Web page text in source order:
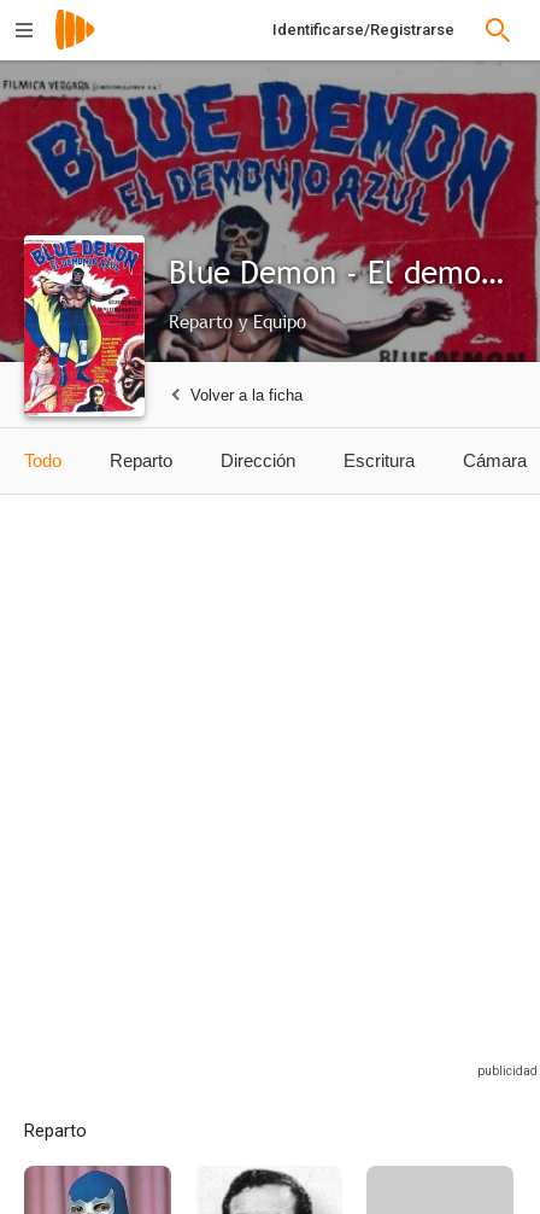
Identificarse/Registrarse
Blue Demon - El demonio azul
Reparto y Equipo
Volver a la ficha
Todo Reparto Dirección Escritura Cámara
Reparto